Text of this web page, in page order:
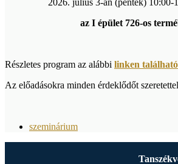
2026. július 3-án (péntek) 10:00-
az I épület 726-os
Részletes program az alábbi linken található
Az előadásokra minden érdeklődőt
szeminárium